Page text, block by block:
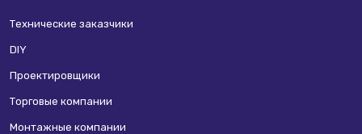
Технические заказчики
DIY
Проектировщики
Торговые компании
Монтажные компании